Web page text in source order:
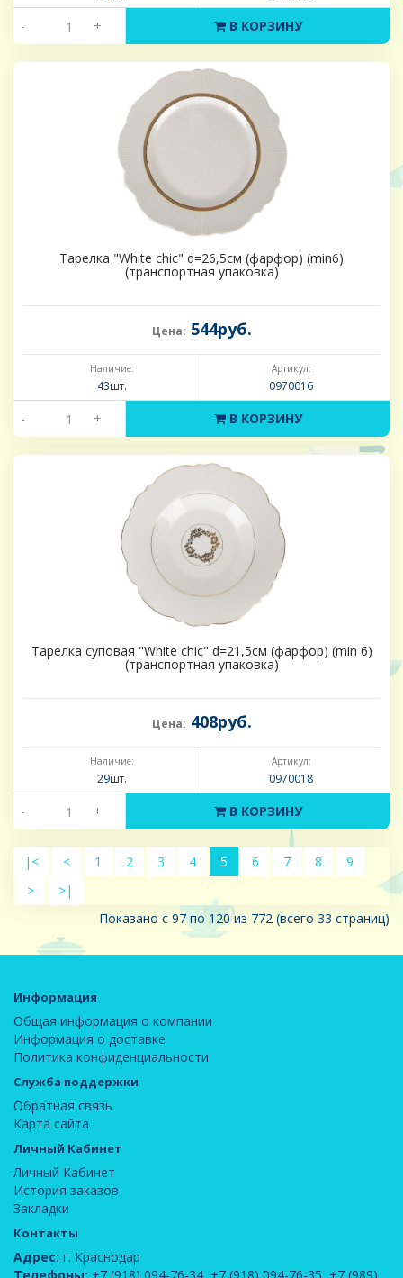
- + В КОРЗИНУ
Тарелка "White chic" d=26,5см (фарфор) (min6)
(транспортная упаковка)
Цена: 544руб.
Наличие:
43шт.
Артикул:
0970016
- + В КОРЗИНУ
Тарелка суповая "White chic" d=21,5см (фарфор) (min 6)
(транспортная упаковка)
Цена: 408руб.
Наличие:
29шт.
Артикул:
0970018
- + В КОРЗИНУ
|< < 1 2 3 4 5 6 7 8
9
>
>|
Показано с 97 по 120 из 772 (всего 33 страниц)
Информация
Общая информация о компании
Информация о доставке
Политика конфиденциальности
Служба поддержки
Обратная связь
Карта сайта
Личный Кабинет
Личный Кабинет
История заказов
Закладки
Контакты
Адрес: г. Краснодар